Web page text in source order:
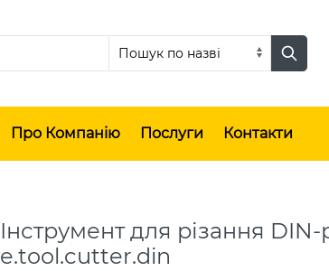
Про Компанію Послуги Контакти
Інструмент для різання
e.tool.cutter.din